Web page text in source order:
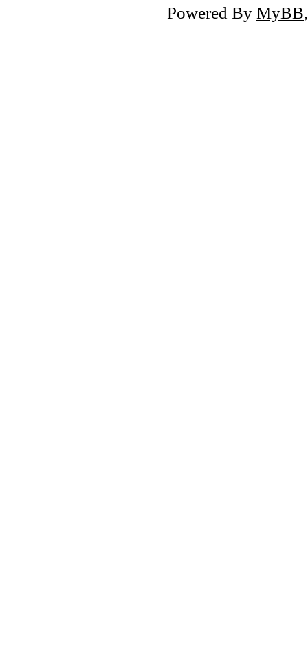
Powered By MyBB